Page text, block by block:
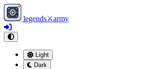
legends⚔army
Light
Dark